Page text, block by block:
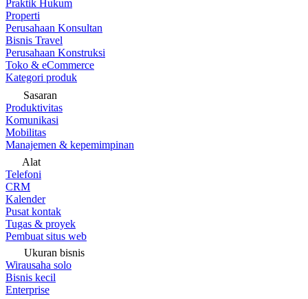
Praktik Hukum
Properti
Perusahaan Konsultan
Bisnis Travel
Perusahaan Konstruksi
Toko & eCommerce
Kategori produk
Sasaran
Produktivitas
Komunikasi
Mobilitas
Manajemen & kepemimpinan
Alat
Telefoni
CRM
Kalender
Pusat kontak
Tugas & proyek
Pembuat situs web
Ukuran bisnis
Wirausaha solo
Bisnis kecil
Enterprise